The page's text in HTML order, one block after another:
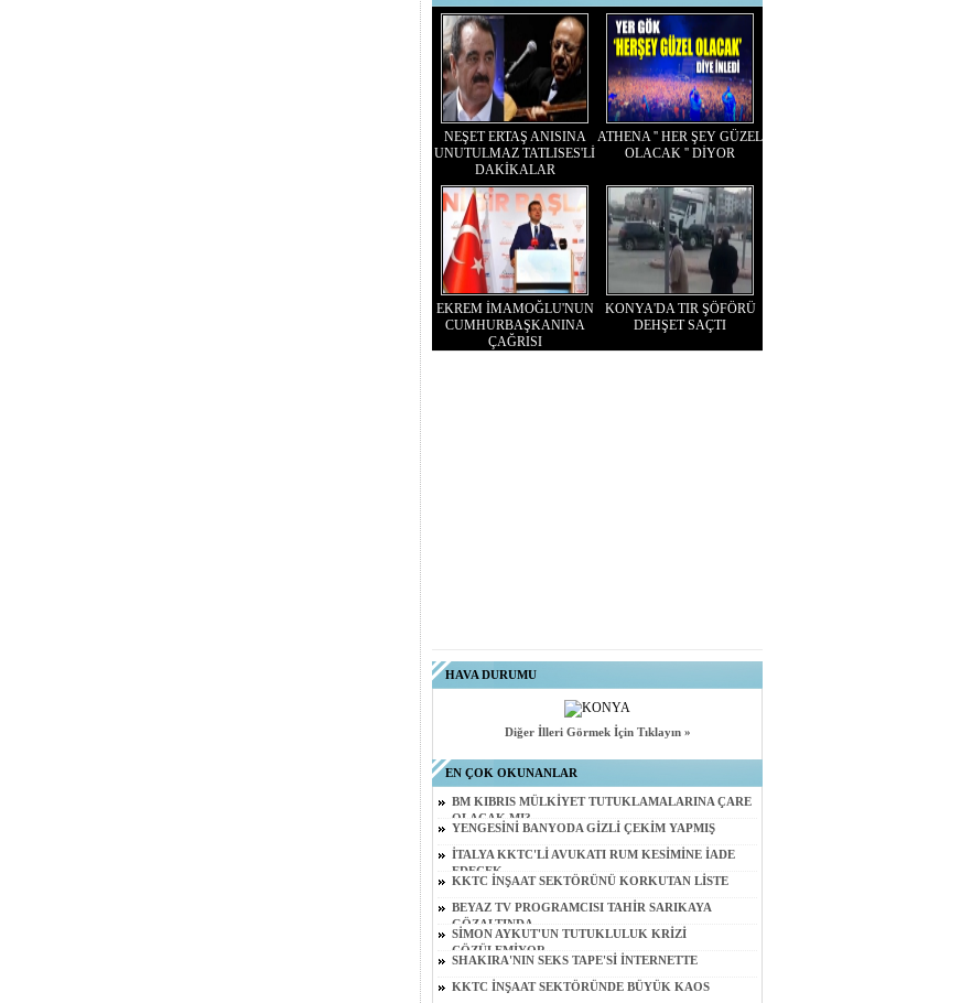
NEŞET ERTAŞ ANISINA
UNUTULMAZ TATLISES'Lİ
DAKİKALAR
ATHENA '' HER ŞEY GÜZEL
OLACAK '' DİYOR
EKREM İMAMOĞLU'NUN
CUMHURBAŞKANINA
ÇAĞRISI
KONYA'DA TIR ŞÖFÖRÜ
DEHŞET SAÇTI
HAVA DURUMU
Diğer İlleri Görmek İçin Tıklayın »
EN ÇOK OKUNANLAR
BM KIBRIS MÜLKİYET TUTUKLAMALARINA ÇARE
OLACAK MI?
YENGESİNİ BANYODA GİZLİ ÇEKİM YAPMIŞ
İTALYA KKTC'Lİ AVUKATI RUM KESİMİNE İADE
EDECEK
KKTC İNŞAAT SEKTÖRÜNÜ KORKUTAN LİSTE
BEYAZ TV PROGRAMCISI TAHİR SARIKAYA
GÖZALTINDA
SİMON AYKUT'UN TUTUKLULUK KRİZİ
ÇÖZÜLEMİYOR
SHAKIRA'NIN SEKS TAPE'Sİ İNTERNETTE
KKTC İNŞAAT SEKTÖRÜNDE BÜYÜK KAOS